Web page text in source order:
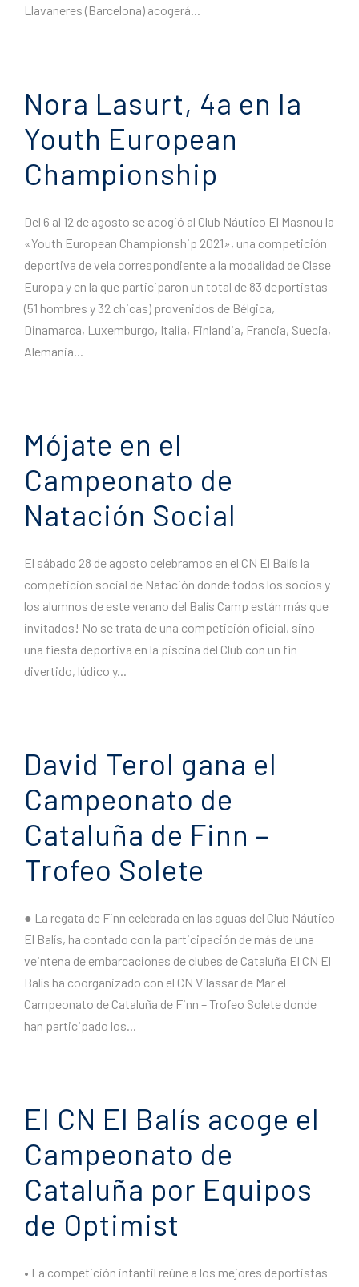
Llavaneres (Barcelona) acogerá...
Nora Lasurt, 4a en la
Youth European
Championship
Del 6 al 12 de agosto se acogió al Club Náutico El Masnou la
«Youth European Championship 2021», una competición
deportiva de vela correspondiente a la modalidad de Clase
Europa y en la que participaron un total de 83 deportistas
(51 hombres y 32 chicas) provenidos de Bélgica,
Dinamarca, Luxemburgo, Italia, Finlandia, Francia, Suecia,
Alemania...
Mójate en el
Campeonato de
Natación Social
El sábado 28 de agosto celebramos en el CN ​​El Balís la
competición social de Natación donde todos los socios y
los alumnos de este verano del Balís Camp están más que
invitados! No se trata de una competición oficial, sino
una fiesta deportiva en la piscina del Club con un fin
divertido, lúdico y...
David Terol gana el
Campeonato de
Cataluña de Finn –
Trofeo Solete
● La regata de Finn celebrada en las aguas del Club Náutico
El Balís, ha contado con la participación de más de una
veintena de embarcaciones de clubes de Cataluña El CN El
Balís ha coorganizado con el CN Vilassar de Mar el
Campeonato de Cataluña de Finn – Trofeo Solete donde
han participado los...
El CN El Balís acoge el
Campeonato de
Cataluña por Equipos
de Optimist
• La competición infantil reúne a los mejores deportistas